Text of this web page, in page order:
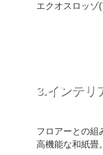
エクオスロッゾ
3.インテリ
フロアーとの組
高機能な和紙畳